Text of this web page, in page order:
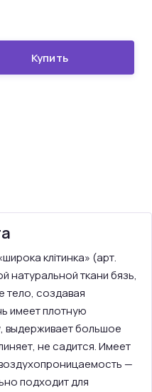
Купить
клітинка» (арт.
натуральной ткани бязь,
тело, создавая
имеет плотную
выдерживает большое
не садится. Имеет
—
подходит для